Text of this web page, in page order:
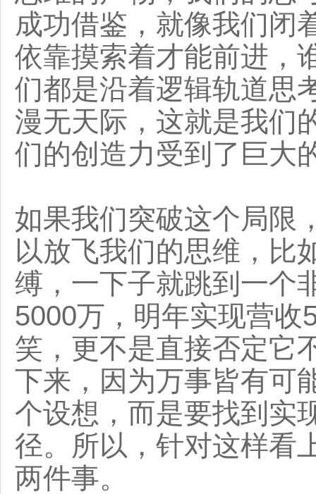
成功借鉴，就像我们闭
依靠摸索着才能前进，
们都是沿着逻辑轨道思
漫无天际，这就是我们
们的创造力受到了巨大
如果我们突破这个局限
以放飞我们的思维，比
缚，一下子就跳到一个
5000万，明年实现营收
笑，更不是直接否定它
下来，因为万事皆有可
个设想，而是要找到实
径。所以，针对这样看
两件事。